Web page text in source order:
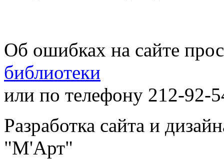
Об ошибках на сайте
библиотеки
или по телефону 212-92-
Разработка сайта и
"М'Арт"